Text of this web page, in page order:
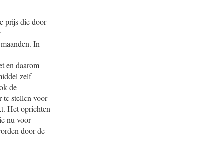
prijs die door
In
en daarom
zelf
de
te stellen voor
Het oprichten
nu voor
door de